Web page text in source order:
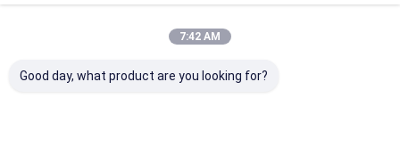
7:42 AM
Good day, what product are you looking for?